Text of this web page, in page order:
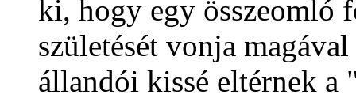
ki, hogy egy összeomló
születését vonja
állandói kissé eltérnek